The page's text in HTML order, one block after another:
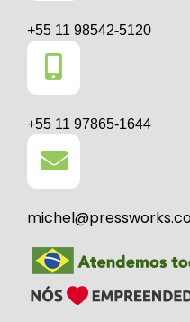
+55 11 98542-5120
+55 11 97865-1644